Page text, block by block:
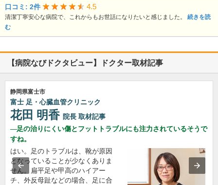
口コミ: 2件 4.5
清潔丁寧安心な病院で、これからもお世話になりたいと感じました。 続きを読
む
【病院なびドクタビュー】ドクター取材記事
静岡県富士市
富士 足・心臓血管クリニック
花田 明香 院長 取材記事
足の治りにくい傷とフットトラブルにも注力されているそうで
すね。
はい。足のトラブルは、靴が原因
となっていることが少なくありま
せん。扁平足や甲高のハイアー
チ、外反母趾などの場合、足に合